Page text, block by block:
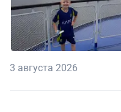
3 августа 2026